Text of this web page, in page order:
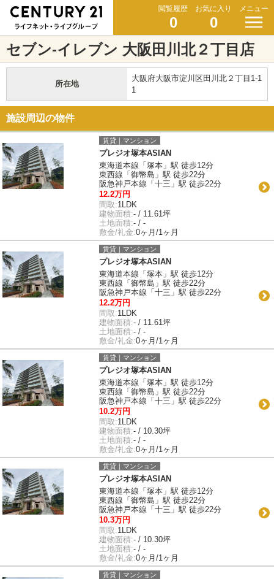
閲覧履歴
0
お気に入り
0
メニュー
セブン-イレブン 大阪田川北２丁目店
所在地
大阪府大阪市淀川区田川北２丁目1-1
1
施設周辺の物件
賃貸｜マンション
プレジオ塚本ASIAN
東海道本線「塚本」駅 徒歩12分
東西線「御幣島」駅 徒歩22分
阪急神戸本線「十三」駅 徒歩22分
12.2万円
間取:1LDK
建物面積:- / 11.61坪
土地面積:- / -
敷金/礼金:0ヶ月/1ヶ月
賃貸｜マンション
プレジオ塚本ASIAN
東海道本線「塚本」駅 徒歩12分
東西線「御幣島」駅 徒歩22分
阪急神戸本線「十三」駅 徒歩22分
12.2万円
間取:1LDK
建物面積:- / 11.61坪
土地面積:- / -
敷金/礼金:0ヶ月/1ヶ月
賃貸｜マンション
プレジオ塚本ASIAN
東海道本線「塚本」駅 徒歩12分
東西線「御幣島」駅 徒歩22分
阪急神戸本線「十三」駅 徒歩22分
10.2万円
間取:1LDK
建物面積:- / 10.30坪
土地面積:- / -
敷金/礼金:0ヶ月/1ヶ月
賃貸｜マンション
プレジオ塚本ASIAN
東海道本線「塚本」駅 徒歩12分
東西線「御幣島」駅 徒歩22分
阪急神戸本線「十三」駅 徒歩22分
10.3万円
間取:1LDK
建物面積:- / 10.30坪
土地面積:- / -
敷金/礼金:0ヶ月/1ヶ月
賃貸｜マンション